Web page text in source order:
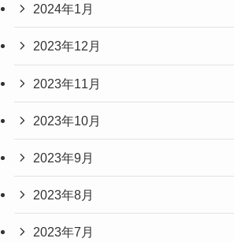
2024年1月
2023年12月
2023年11月
2023年10月
2023年9月
2023年8月
2023年7月